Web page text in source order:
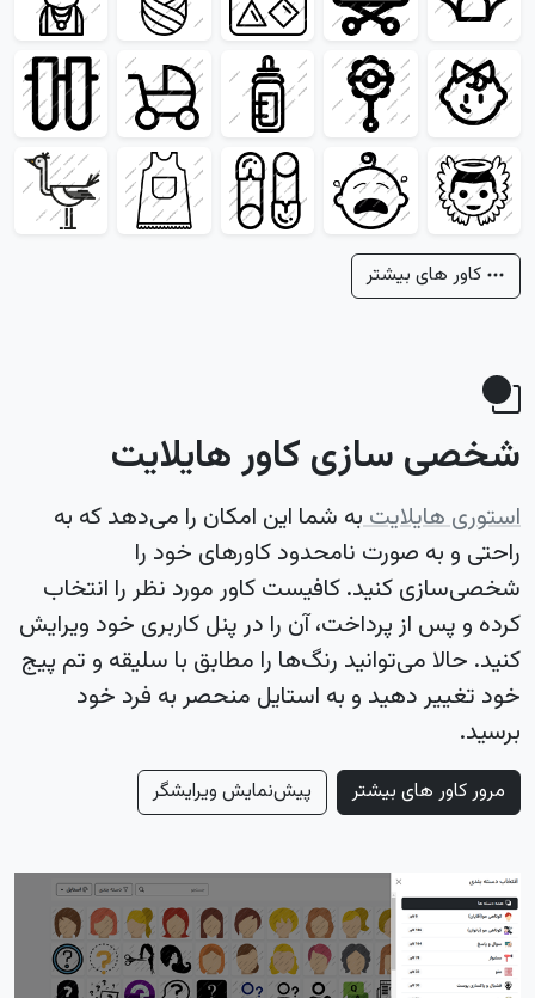
کاور های بیشتر
شخصی سازی کاور هایلایت
استوری هایلایتبه شما این امکان را می‌دهد که به
راحتی و به صورت نامحدود کاورهای خود را
شخصی‌سازی کنید. کافیست کاور مورد نظر را انتخاب
کرده و پس از پرداخت، آن را در پنل کاربری خود ویرایش
کنید. حالا می‌توانید رنگ‌ها را مطابق با سلیقه و تم پیج
خود تغییر دهید و به استایل منحصر به فرد خود
برسید.
مرور کاور های بیشتر پیش‌نمایش ویرایشگر